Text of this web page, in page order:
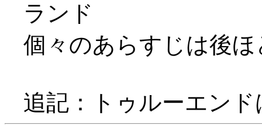
ランド
個々のあらすじは後ほ
追記：トゥルーエン